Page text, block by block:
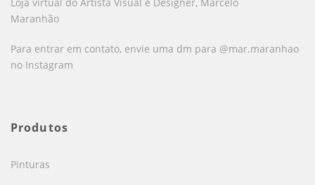
Maranhão
Para entrar em contato, envie uma dm para @mar.maranhao
no Instagram
Produtos
Pinturas